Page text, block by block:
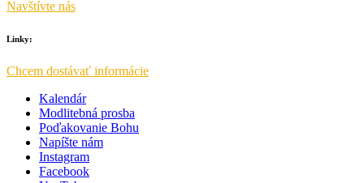
Navštívte nás
Linky:
Chcem dostávať informácie
Kalendár
Modlitebná prosba
Poďakovanie Bohu
Napíšte nám
Instagram
Facebook